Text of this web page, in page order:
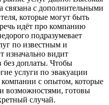
связана с дополнительными
которые могут быть
идёт про компанию
подразумевает
по известным и
изначально видит
без доплаты. Чтобы
услуги по эвакуации
с опытом, которые
возможностями, готовы
случай.